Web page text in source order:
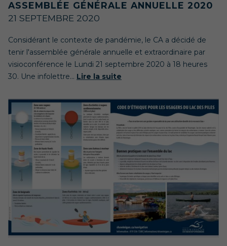
ASSEMBLÉE GÉNÉRALE ANNUELLE 2020
21 SEPTEMBRE 2020
Considérant le contexte de pandémie, le CA a décidé de
tenir l'assemblée générale annuelle et extraordinaire par
visioconférence le Lundi 21 septembre 2020 à 18 heures
30. Une infolettre... Lire la suite